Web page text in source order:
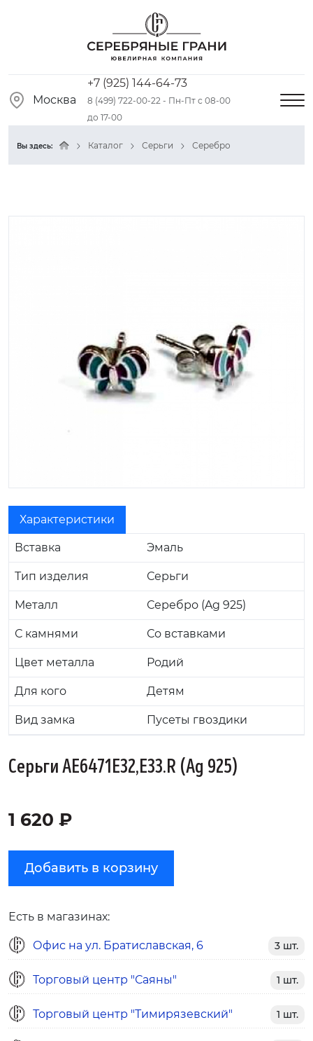
Москва
+7 (925) 144-64-73
8 (499) 722-00-22 - Пн-Пт с 08-00
до 17-00
Вы здесь: Каталог Серьги Серебро
Характеристики
Вставка Эмаль
Тип изделия Серьги
Металл Серебро (Ag 925)
С камнями Со вставками
Цвет металла Родий
Для кого Детям
Вид замка Пусеты гвоздики
Серьги AE6471E32,E33.R (Ag 925)
1 620 ₽
Добавить в корзину
Есть в магазинах:
Офис на ул. Братиславская, 6 3 шт.
Торговый центр "Саяны" 1 шт.
Торговый центр "Тимирязевский" 1 шт.